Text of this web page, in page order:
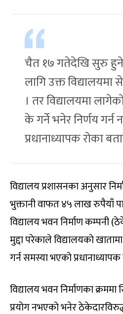
चैत १७ गतेदेखि सुरु हुने
लागि उक्त
। तर विद्यालयमा
के गर्ने भनेर निर्णय
प्रधानाध्यापक रोका
विद्यालय प्रशासनका अनुसार
भुक्तानी वाफत ४५ लाख रुपैयाँ
विद्यालय भवन निर्माण कम्पनी
मुद्दा परेकाले विद्यालयको
गर्न समस्या भएको
विद्यालय भवन निर्माणका क्रममा
प्रयोग नभएको भनेर